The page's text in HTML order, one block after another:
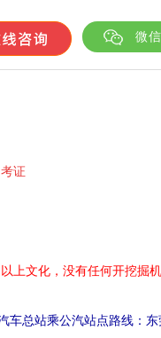
微
证
上文化，没有任何开挖掘
总站乘公汽站点路线：